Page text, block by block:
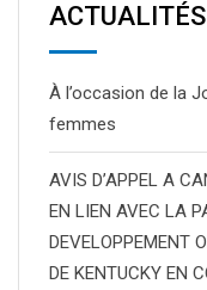
ACTUALITÉS
À l’occasion de la
femmes
AVIS D’APPEL A
EN LIEN AVEC LA
DEVELOPPEMENT
DE KENTUCKY EN